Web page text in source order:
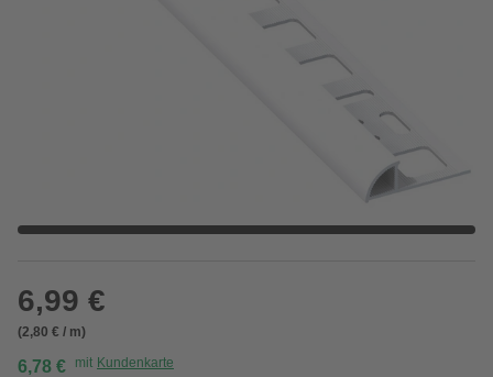
6,99 €
(2,80 € / m)
6,78 € mit Kundenkarte